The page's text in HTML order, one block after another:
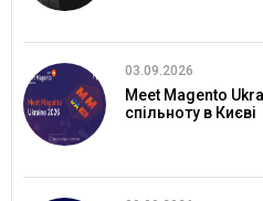
03.09.2026
Meet Magento
спільноту в Києві